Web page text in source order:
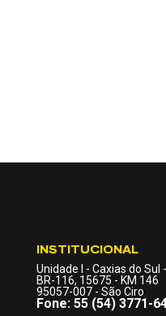
INSTITUCIONAL
Unidade I - Caxias do Sul
BR-116, 15675 - KM 146
95057-007 - São Ciro
Fone: 55 (54) 3771-